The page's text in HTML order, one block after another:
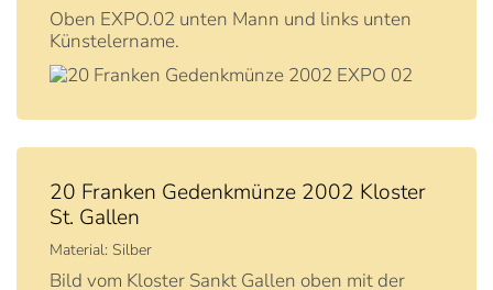
Oben EXPO.02 unten Mann und links unten
Künstelername.
20 Franken Gedenkmünze 2002 Kloster
St. Gallen
Material: Silber
Bild vom Kloster Sankt Gallen oben mit der